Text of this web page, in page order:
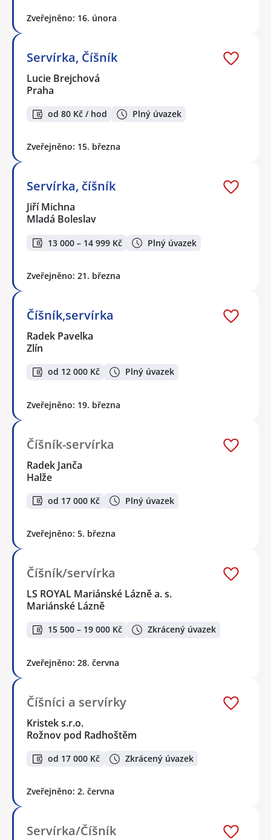
Zveřejněno: 16. února
Servírka, Číšník
Lucie Brejchová
Praha
od 80 Kč / hod Plný úvazek
Zveřejněno: 15. března
Servírka, číšník
Jiří Michna
Mladá Boleslav
13 000 – 14 999 Kč Plný úvazek
Zveřejněno: 21. března
Číšník,servírka
Radek Pavelka
Zlín
od 12 000 Kč Plný úvazek
Zveřejněno: 19. března
Číšník-servírka
Radek Janča
Halže
od 17 000 Kč Plný úvazek
Zveřejněno: 5. března
Číšník/servírka
LS ROYAL Mariánské Lázně a. s.
Mariánské Lázně
15 500 – 19 000 Kč Zkrácený úvazek
Zveřejněno: 28. června
Číšníci a servírky
Kristek s.r.o.
Rožnov pod Radhoštěm
od 17 000 Kč Zkrácený úvazek
Zveřejněno: 2. června
Servírka/Číšník